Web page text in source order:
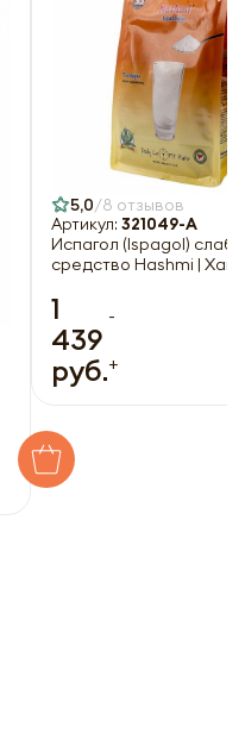
5,0 8 отзывов
Артикул: 321049-A
Испагол (Ispagol)
средство Hashmi |
1
439
руб.
-
+